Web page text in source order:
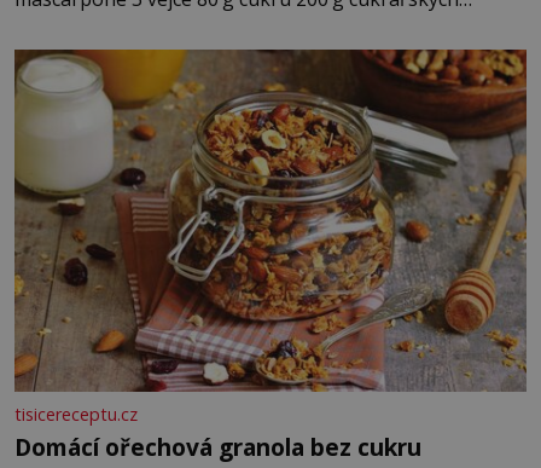
posypání Postup: Oddělte žloutky od bílků. Žloutky
vyšlehejte s cukrem do světlé pěny a postupně do nich
vmíchejte mascarpone, aby vznikl hladký
tisicereceptu.cz
Domácí ořechová granola bez cukru